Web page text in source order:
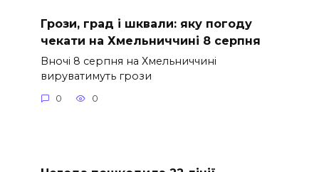
Грози, град і шквали: яку погоду
чекати на Хмельниччині 8 серпня
Вночі 8 серпня на Хмельниччині
вируватимуть грози
0 0